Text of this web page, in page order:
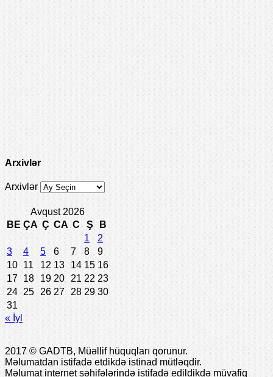
Arxivlər
Arxivlər
Avqust 2026
BE ÇA Ç CA C Ş
B
1
2
3
4 5 6 7 8
9
10 11 12 13 14 15 16
17 18 19 20 21 22 23
24 25 26 27 28 29 30
31
« İyl
2017 © GADTB, Müəllif hüquqları qorunur.
Məlumatdan istifadə etdikdə istinad mütləqdir.
Məlumat internet səhifələrində istifadə edildikdə müvafiq